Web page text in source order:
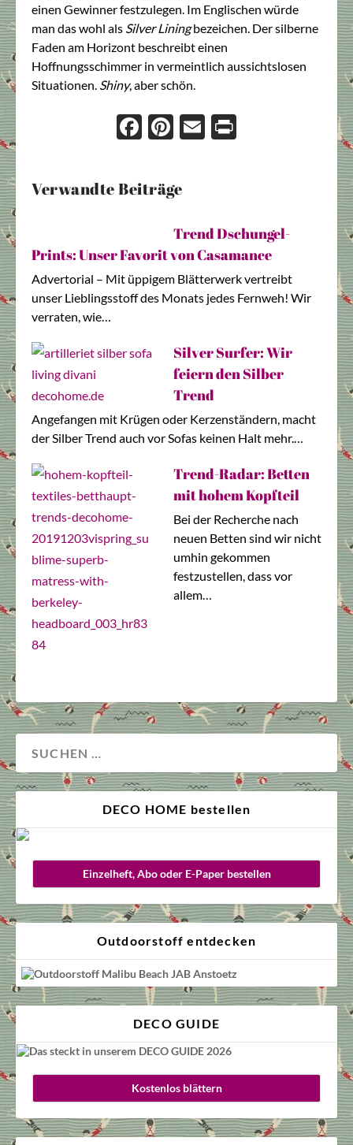
einen Gewinner festzulegen. Im Englischen würde
man das wohl als Silver Liningbezeichen. Der silberne
Faden am Horizont beschreibt einen
Hoffnungsschimmer in vermeintlich aussichtslosen
Situationen. Shiny, aber schön.
Face
Pint
Ema
Verwandte Beiträge
Trend Dschungel-
Prints: Unser Favorit von Casamance
Advertorial – Mit üppigem Blätterwerk vertreibt
unser Lieblingsstoff des Monats jedes Fernweh! Wir
verraten, wie…
Silver Surfer: Wir
feiern den Silber
Trend
Angefangen mit Krügen oder Kerzenständern, macht
der Silber Trend auch vor Sofas keinen Halt mehr.…
Trend-Radar: Betten
mit hohem Kopfteil
Bei der Recherche nach
neuen Betten sind wir nicht
umhin gekommen
festzustellen, dass vor
allem…
DECO HOME bestellen
Einzelheft, Abo oder E-Paper bestellen
Outdoorstoff entdecken
DECO GUIDE
Kostenlos blättern